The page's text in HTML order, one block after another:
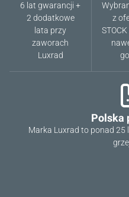
6 lat gwarancji +
2 dodatkowe
lata przy
zaworach
Luxrad
z
Polska
Marka Luxrad to ponad